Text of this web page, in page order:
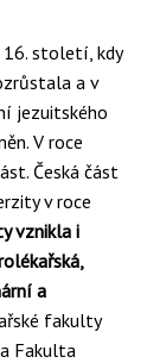
16. století, kdy
a v
jezuitského
V roce
Česká část
v roce
vznikla i
a
fakulty
Fakulta